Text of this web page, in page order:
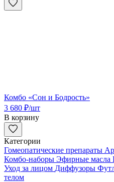
Комбо «Сон и Бодрость»
3 680 ₽/шт
В корзину
Категории
Гомеопатические препараты
Комбо-наборы Эфирные масла
Уход за лицом Диффузоры
телом